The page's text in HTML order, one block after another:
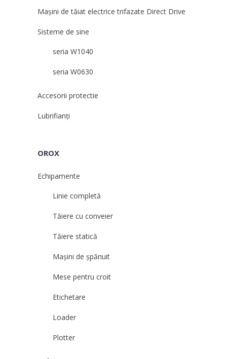
Mașini de tăiat electrice trifazate Direct Drive
Sisteme de sine
seria W1040
seria W0630
Accesorii protectie
Lubrifianți
OROX
Echipamente
Linie completă
Tăiere cu conveier
Tăiere statică
Mașini de șpănuit
Mese pentru croit
Etichetare
Loader
Plotter